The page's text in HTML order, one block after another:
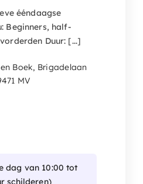
ééndaagse
Beginners, half-
Duur: [...]
Boek, Brigadelaan
MV
dag van 10:00 tot
schilderen)